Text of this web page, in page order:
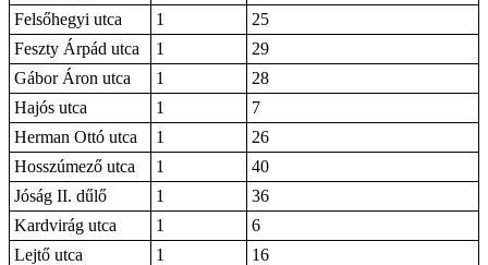
Felsőhegyi utca
1
25
Feszty Árpád utca
1
29
Gábor Áron utca
1
28
Hajós utca
1
7
Herman Ottó utca
1
26
Hosszúmező utca
1
40
Jóság II. dűlő
1
36
Kardvirág utca
1
6
Lejtő utca
1
16